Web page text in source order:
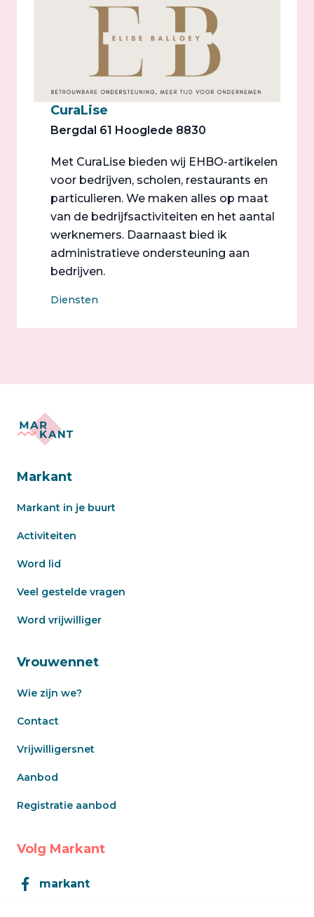
CuraLise
Bergdal 61 Hooglede 8830
Met CuraLise bieden wij EHBO-artikelen
voor bedrijven, scholen, restaurants en
particulieren. We maken alles op maat
van de bedrijfsactiviteiten en het aantal
werknemers. Daarnaast bied ik
administratieve ondersteuning aan
bedrijven.
Diensten
Markant
Markant in je buurt
Activiteiten
Word lid
Veel gestelde vragen
Word vrijwilliger
Vrouwennet
Wie zijn we?
Contact
Vrijwilligersnet
Aanbod
Registratie aanbod
Volg Markant
markant